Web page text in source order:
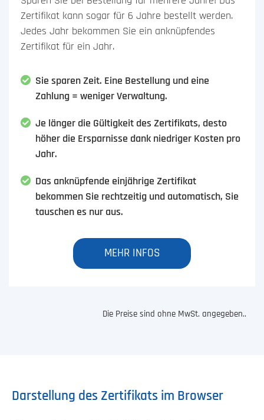
Zertifikat kann sogar für 6 Jahre bestellt werden.
Jedes Jahr bekommen Sie ein anknüpfendes
Zertifikat für ein Jahr.
Sie sparen Zeit. Eine Bestellung und eine
Zahlung = weniger Verwaltung.
Je länger die Gültigkeit des Zertifikats, desto
höher die Ersparnisse dank niedriger Kosten pro
Jahr.
Das anknüpfende einjährige Zertifikat
bekommen Sie rechtzeitig und automatisch, Sie
tauschen es nur aus.
MEHR INFOS
Die Preise sind ohne MwSt. angegeben..
Darstellung des Zertifikats im Browser